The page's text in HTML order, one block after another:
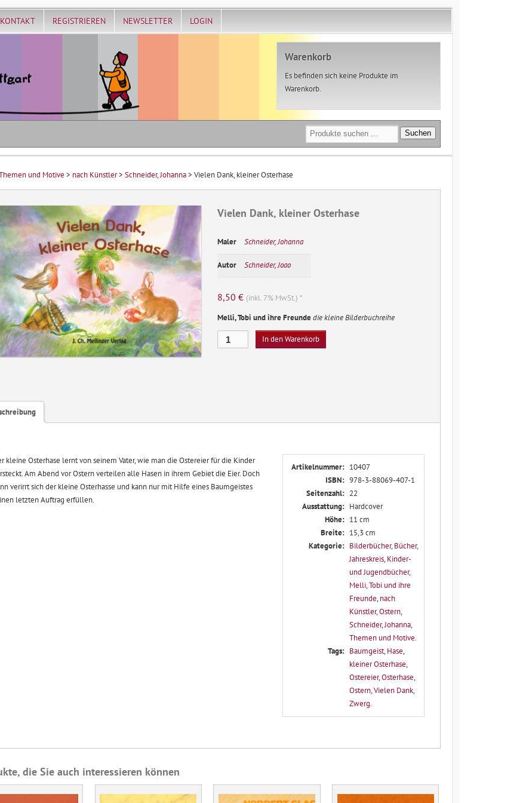
KONTAKT REGISTRIEREN NEWSLETTER LOGIN
Warenkorb
Es befinden sich keine Produkte im
Warenkorb.
Suchen
nach:
Suchen
und Motive > nach Künstler> Schneider, Johanna> Vielen Dank, kleiner Osterhase
Vielen Dank, kleiner Osterhase
Maler Schneider, Johanna
Autor Schneider, Joao
8,50 € (inkl. 7% MwSt.) *
Melli, Tobi und ihre Freundedie kleine Bilderbuchreihe
Vielen
Dank,
In den Warenkorb
Artikelnummer: 10407
ISBN: 978-3-88069-407-1
Seitenzahl: 22
Ausstattung: Hardcover
Höhe: 11 cm
Breite: 15,3 cm
Kategorie: Bilderbücher, Bücher,
Jahreskreis, Kinder-
und Jugendbücher,
Melli, Tobi und ihre
Freunde, nach
Künstler,Ostern,
Schneider, Johanna,
Themen und Motive.
Tags: Baumgeist, Hase,
kleiner Osterhase,
Ostereier,Osterhase,
Ostern,Vielen Dank,
Zwerg.
kleine Osterhase lernt von seinem Vater, wie man die Ostereier für die Kinder
Am Abend vor Ostern verteilen alle Hasen in ihrem Gebiet die Eier. Doch
verirrt sich der kleine Osterhasse und kann nur mit Hilfe eines Baumgeistes
letzten Auftrag erfüllen.
die Sie auch interessieren können